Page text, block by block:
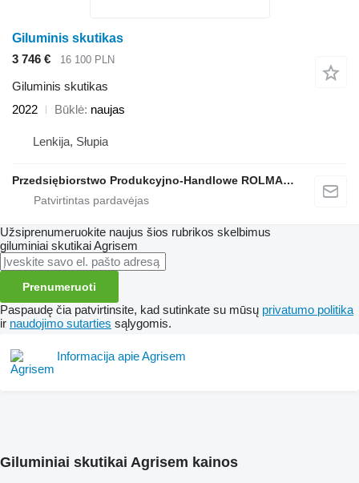
Giluminis skutikas
3 746 €
16 100 PLN
Giluminis skutikas
2022
Būklė naujas
Lenkija, Słupia
Przedsiębiorstwo Produkcyjno-Handlowe ROLMAPOL Marcin Dziekan
Užsiprenumeruokite naujus šios rubrikos skelbimus
giluminiai skutikaiAgrisem
Prenumeruoti
Paspaudę čia patvirtinsite, kad sutinkate su mūsų privatumo politika
ir naudojimo sutarties sąlygomis.
Informacija apie Agrisem
Giluminiai skutikai Agrisem kainos